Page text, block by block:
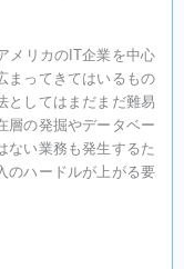
メリカのIT企業を中心
まってきてはいるもの
としてはまだまだ難易
層の発掘やデータベー
ない業務も発生するた
のハードルが上がる要